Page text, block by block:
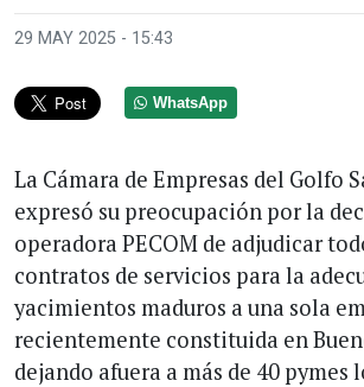
29 MAY 2025 - 15:43
WhatsApp
La Cámara de Empresas del Golfo
expresó su preocupación por la
operadora PECOM de adjudicar
contratos de servicios para la
yacimientos maduros a una sola
recientemente constituida en
dejando afuera a más de 40 pymes